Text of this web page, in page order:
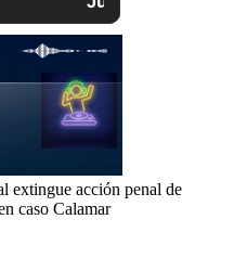
extingue acción penal de
caso Calamar